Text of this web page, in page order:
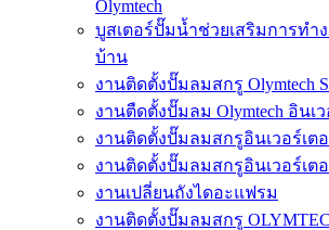
Olymtech
บูสเตอร์ปั๊มน้ำช่วยเสริมการทำ
บ้าน
งานติดตั้งปั๊มลมสกรู Olymtech
งานตืดตั้งปั๊มลม Olymtech อินเ
งานติดตั้งปั๊มลมสกรูอินเวอร์เต
งานติดตั้งปั๊มลมสกรูอินเวอร์เตอ
งานเปลี่ยนถังไดอะแฟรม
งานติดตั้งปั๊มลมสกรู